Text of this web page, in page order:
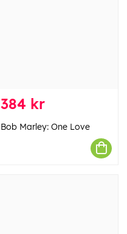
384 kr
Bob Marley: One Love